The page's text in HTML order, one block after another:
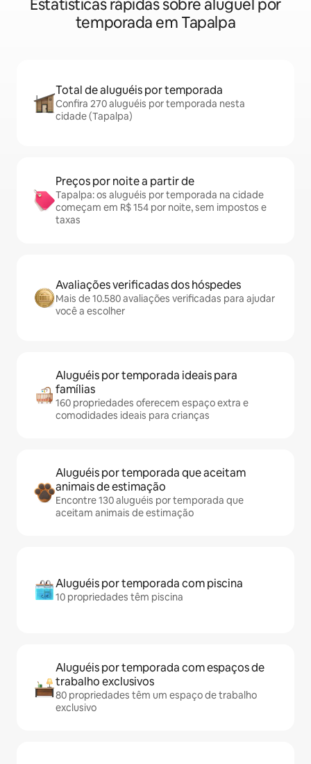
Estatísticas rápidas sobre aluguel por
temporada em Tapalpa
Total de aluguéis por temporada
Confira 270 aluguéis por temporada nesta
cidade (Tapalpa)
Preços por noite a partir de
Tapalpa: os aluguéis por temporada na cidade
começam em R$ 154 por noite, sem impostos e
taxas
Avaliações verificadas dos hóspedes
Mais de 10.580 avaliações verificadas para ajudar
você a escolher
Aluguéis por temporada ideais para
famílias
160 propriedades oferecem espaço extra e
comodidades ideais para crianças
Aluguéis por temporada que aceitam
animais de estimação
Encontre 130 aluguéis por temporada que
aceitam animais de estimação
Aluguéis por temporada com piscina
10 propriedades têm piscina
Aluguéis por temporada com espaços de
trabalho exclusivos
80 propriedades têm um espaço de trabalho
exclusivo